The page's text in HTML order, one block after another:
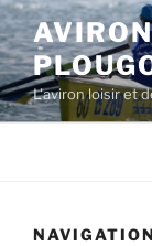
Aller
au
contenu
principalL'aviron loisir et
NAVIGATION